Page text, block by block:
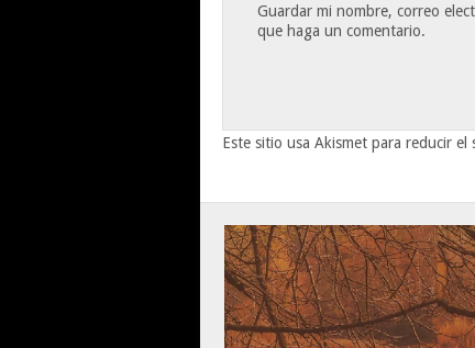
Guardar mi nombre, correo
que haga un comentario.
Este sitio usa Akismet para reducir el